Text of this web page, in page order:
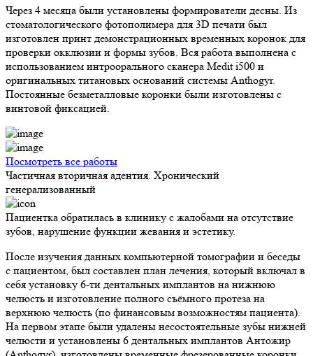
Через 4 месяца были установлены формирователи десны. Из
стоматологического фотополимера для 3D печати был
изготовлен принт демонстрационных временных коронок для
проверки окклюзии и формы зубов. Вся работа выполнена с
использованием интроорального сканера Medit i500 и
оригинальных титановых оснований системы Anthogyr.
Постоянные безметалловые коронки были изготовлены с
винтовой фиксацией.
Посмотреть все работы
Частичная вторичная адентия. Хронический
генерализованный
Пациентка обратилась в клинику с жалобами на отсутствие
зубов, нарушение функции жевания и эстетику.
После изучения данных компьютерной томографии и беседы
с пациентом, был составлен план лечения, который включал в
себя установку 6-ти дентальных имплантов на нижнюю
челюсть и изготовление полного съёмного протеза на
верхнюю челюсть (по финансовым возможностям пациента).
На первом этапе были удалены несостоятельные зубы нижней
челюсти и установлены 6 дентальных имплантов Антожир